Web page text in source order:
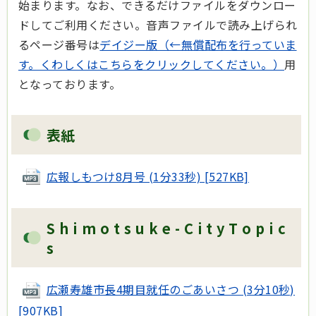
始まります。なお、できるだけファイルをダウンロー
ドしてご利用ください。音声ファイルで読み上げられ
るページ番号はデイジー版（←無償配布を行っていま
す。くわしくはこちらをクリックしてください。） 用
となっております。
表紙
広報しもつけ8月号 (1分33秒) [527KB]
S h i m o t s u k e - C i t y T o p i c
s
広瀬寿雄市長4期目就任のごあいさつ (3分10秒)
[907KB]